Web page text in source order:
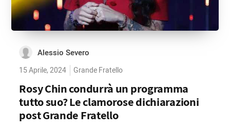
Alessio Severo
15 Aprile, 2024 Grande Fratello
Rosy Chin condurrà un programma
tutto suo? Le clamorose dichiarazioni
post Grande Fratello